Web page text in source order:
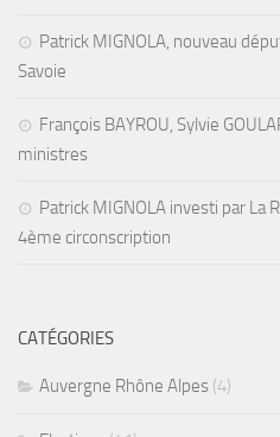
Patrick MIGNOLA, nouveau
Savoie
François BAYROU, Sylvie
ministres
Patrick MIGNOLA investi par La
4ème circonscription
CATÉGORIES
Auvergne Rhône Alpes (4)